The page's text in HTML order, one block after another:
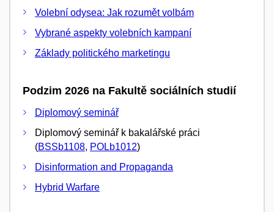
Volební odysea: Jak rozumět volbám
Vybrané aspekty volebních kampaní
Základy politického marketingu
Podzim 2026 na Fakultě sociálních studií
Diplomový seminář
Diplomový seminář k bakalářské práci
(BSSb1108, POLb1012)
Disinformation and Propaganda
Hybrid Warfare